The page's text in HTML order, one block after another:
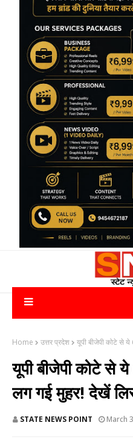
Home उत्तर प्रदेश यूपी बीजेपी कोटे से
यूपी बीजेपी कोटे से
लग गई मुहर! देखें
STATE NEWS POINT March